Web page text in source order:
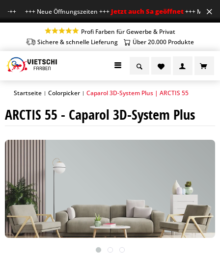
+++ Neue Öffnungszeiten +++Jetzt auch Sa geöffnet+++ Mo-Fr 7-18
Profi Farben für Gewerbe & Privat
Sichere & schnelle Lieferung
Über 20.000 Produkte
Startseite | Colorpicker | Caparol 3D-System Plus | ARCTIS 55
ARCTIS 55 - Caparol 3D-System Plus